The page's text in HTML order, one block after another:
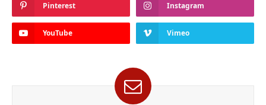
Pinterest Instagram
YouTube Vimeo